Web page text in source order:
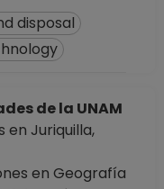
disposal
de la UNAM
en Juriquilla,
en Geografía